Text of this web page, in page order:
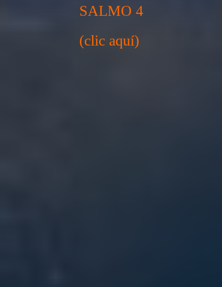
SALMO 4
(clic aquí)